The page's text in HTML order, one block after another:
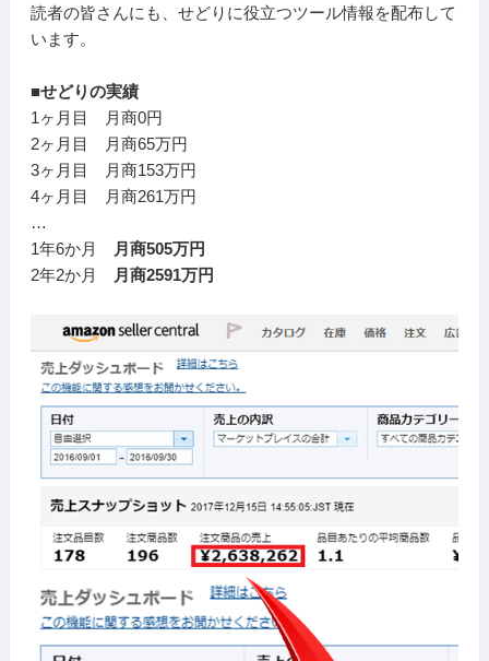
読者の皆さんにも、せどりに役立つツール情報を配布して
います。
■せどりの実績
1ヶ月目 月商0円
2ヶ月目 月商65万円
3ヶ月目 月商153万円
4ヶ月目 月商261万円
…
1年6か月
月商505万円
2年2か月
月商2591万円